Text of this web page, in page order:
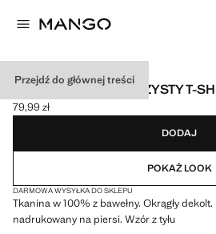
Przejdź do głównej treści
BAWEŁNIANY WZORZYSTY T-
Aktualna cena [79,99 zł ]
79,99 zł
Wybierz kolor
DODAJ
POKAŻ LOOK
DARMOWA WYSYŁKA DO SKLEPU
Tkanina w 100% z bawełny. Okrągły
nadrukowany na piersi. Wzór z tyłu